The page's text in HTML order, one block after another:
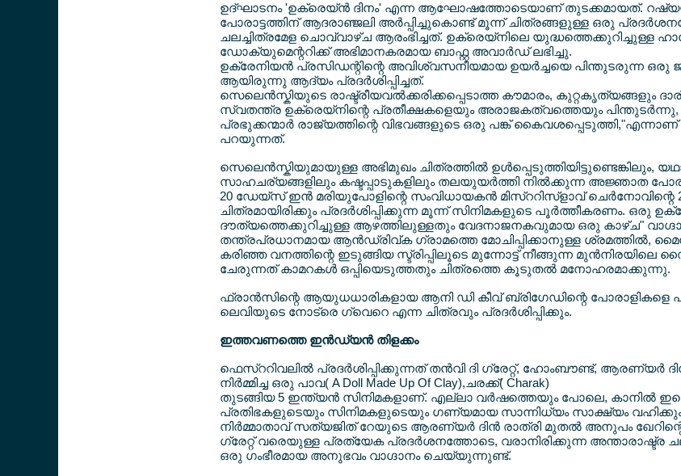
ഉദ്ഘാടനം 'ഉക്രെയ്ന്‍ ദിനം' എന്ന ആഘോഷത്തോടെയാണ് തുടക്കമായത്.
പോരാട്ടത്തിന് ആദരാഞ്ജലി അര്‍പ്പിച്ചുകൊണ്ട് മൂന്ന് ചിത്രങ്ങളുള്ള ഒരു
ചലച്ചിത്രമേള ചൊവ്വാഴ്ച ആരംഭിച്ചത്. ഉക്രെയ്നിലെ യുദ്ധത്തെക്കുറിച്ചുള്ള
ഡോക്യുമെന്ററിക്ക് അഭിമാനകരമായ ബാഫ്റ്റ അവാര്‍ഡ് ലഭിച്ചു.
ഉക്രേനിയന്‍ പ്രസിഡന്റിന്റെ അവിശ്വസനീയമായ ഉയര്‍ച്ചയെ പിന്തുടരുന്ന ഒരു
ആയിരുന്നു ആദ്യം പ്രദര്‍ശിപ്പിച്ചത്.
സെലെന്‍സ്കിയുടെ രാഷ്ട്രീയവല്‍ക്കരിക്കപ്പെടാത്ത കൗമാരം, കുറ്റകൃത്യങ്ങളും
സ്വതന്ത്ര ഉക്രെയ്നിന്റെ പ്രതീക്ഷകളെയും അരാജകത്വത്തെയും പിന്തുടര്‍ന്നു,
പ്രഭുക്കന്മാര്‍ രാജ്യത്തിന്റെ വിഭവങ്ങളുടെ ഒരു പങ്ക്
പറയുന്നത്.
സെലെന്‍സ്കിയുമായുള്ള അഭിമുഖം ചിത്രത്തില്‍ ഉള്‍പ്പെടുത്തിയിട്ടുണ്ടെങ്കിലും,
സാഹചര്യങ്ങളിലും കഷ്ടപ്പാടുകളിലും തലയുയര്‍ത്തി നില്‍ക്കുന്ന അജ്ഞാത
20 ഡേയ്സ് ഇന്‍ മരിയുപോളിന്റെ സംവിധായകന്‍ മിസ്ററിസ്ളാവ് ചെര്‍നോവിന്റെ
ചിത്രമായിരിക്കും പ്രദര്‍ശിപ്പിക്കുന്ന മൂന്ന് സിനിമകളുടെ പൂര്‍ത്തീകരണം. ഒരു
ദൗത്യത്തെക്കുറിച്ചുള്ള ആഴത്തിലുള്ളതും വേദനാജനകവുമായ ഒരു കാഴ്ച"
തന്ത്രപ്രധാനമായ ആന്‍ഡ്രിവ്ക ഗ്രാമത്തെ മോചിപ്പിക്കാനുള്ള ശ്രമത്തില്‍,
കരിഞ്ഞ വനത്തിന്റെ ഇടുങ്ങിയ സ്ട്രിപ്പിലൂടെ മുന്നോട്ട് നീങ്ങുന്ന മുന്‍നിരയിലെ
ചേരുന്നത് കാമറകള്‍ ഒപ്പിയെടുത്തതും ചിത്രത്തെ കൂടുതല്‍ മനോഹരമാക്കുന്നു.
ഫ്രാന്‍സിന്റെ ആയുധധാരികളായ ആനി ഡി കീവ് ബ്രിഗേഡിന്റെ
ലെവിയുടെ നോട്രെ ഗ്വെറെ എന്ന ചിത്രവും പ്രദര്‍ശിപ്പിക്കും.
ഇത്തവണത്തെ ഇന്‍ഡ്യന്‍ തിളക്കം
ഫെസ്ററിവലില്‍ പ്രദര്‍ശിപ്പിക്കുന്നത് തന്‍വി ദി ഗ്രേറ്റ്, ഹോംബൗണ്ട്, ആരണ്യര്‍
നിര്‍മ്മിച്ച ഒരു പാവ( A Doll Made Up Of Clay),ചരക്ക്( Charak)
തുടങ്ങിയ 5 ഇന്ത്യന്‍ സിനിമകളാണ്. എല്ലാ വര്‍ഷത്തെയും പോലെ, കാനില്‍
പ്രതിഭകളുടെയും സിനിമകളുടെയും ഗണ്യമായ സാന്നിധ്യം സാക്ഷ്യം
നിര്‍മ്മാതാവ് സത്യജിത് റേയുടെ ആരണ്യര്‍ ദിന്‍ രാത്രി മുതല്‍ അനുപം
ഗ്രേറ്റ് വരെയുള്ള പ്രത്യേക പ്രദര്‍ശനത്തോടെ, വരാനിരിക്കുന്ന അന്താരാഷ്ട്ര
ഒരു ഗംഭീരമായ അനുഭവം വാഗ്ദാനം ചെയ്യുന്നുണ്ട്.